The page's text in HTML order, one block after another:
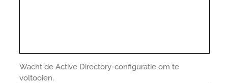
Wacht de Active Directory-configuratie om te
voltooien.